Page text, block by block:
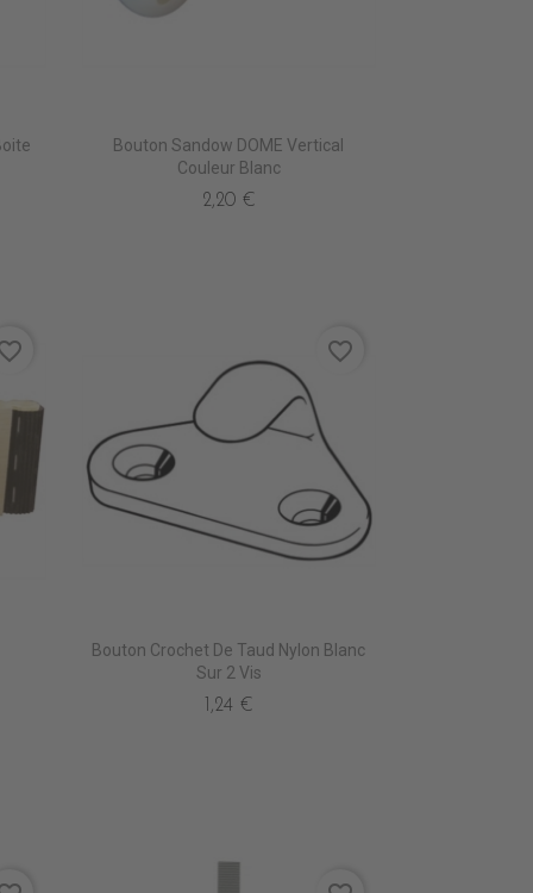
Bouton Sandow DOME Vertical
Couleur Blanc
2,20 €
Bouton Crochet De Taud Nylon Blanc
Sur 2 Vis
1,24 €
favorite_border